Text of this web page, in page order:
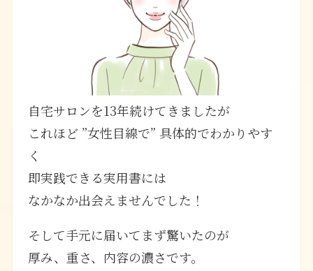
自宅サロンを13年続けてきましたが
これほど ”女性目線で” 具体的でわかりやす
く
即実践できる実用書には
なかなか出会えませんでした！
そして手元に届いてまず驚いたのが
厚み、重さ、内容の濃さです。